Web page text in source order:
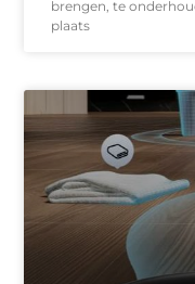
brengen, te
plaats